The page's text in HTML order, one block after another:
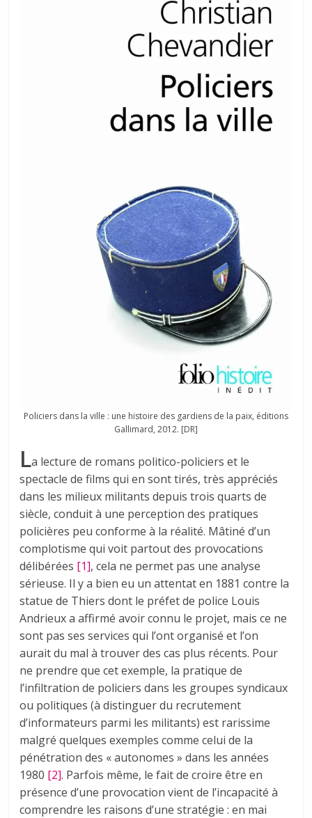
Policiers dans la ville : une histoire des gardiens de la paix, éditions
Gallimard, 2012. [DR]
La lecture de romans politico-policiers et le
spectacle de films qui en sont tirés, très appréciés
dans les milieux militants depuis trois quarts de
siècle, conduit à une perception des pratiques
policières peu conforme à la réalité. Mâtiné d’un
complotisme qui voit partout des provocations
délibérées [1], cela ne permet pas une analyse
sérieuse. Il y a bien eu un attentat en 1881 contre la
statue de Thiers dont le préfet de police Louis
Andrieux a affirmé avoir connu le projet, mais ce ne
sont pas ses services qui l’ont organisé et l’on
aurait du mal à trouver des cas plus récents. Pour
ne prendre que cet exemple, la pratique de
l’infiltration de policiers dans les groupes syndicaux
ou politiques (à distinguer du recrutement
d’informateurs parmi les militants) est rarissime
malgré quelques exemples comme celui de la
pénétration des « autonomes » dans les années
1980 [2]. Parfois même, le fait de croire être en
présence d’une provocation vient de l’incapacité à
comprendre les raisons d’une stratégie : en mai